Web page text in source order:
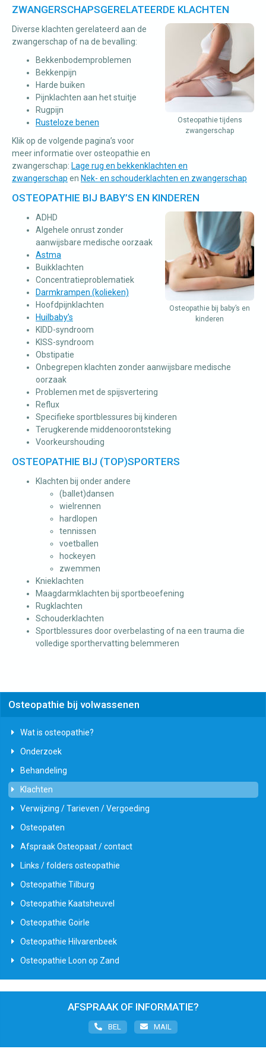
ZWANGERSCHAPSGERELATEERDE KLACHTEN
Osteopathie tijdens
zwangerschap
Diverse klachten gerelateerd aan de
zwangerschap of na de bevalling:
Bekkenbodemproblemen
Bekkenpijn
Harde buiken
Pijnklachten aan het stuitje
Rugpijn
Rusteloze benen
Klik op de volgende pagina’s voor
meer informatie over osteopathie en
zwangerschap: Lage rug en bekkenklachten en
zwangerschap en Nek- en schouderklachten en zwangerschap
OSTEOPATHIE BIJ BABY’S EN KINDEREN
Osteopathie bij baby’s en
kinderen
ADHD
Algehele onrust zonder
aanwijsbare medische oorzaak
Astma
Buikklachten
Concentratieproblematiek
Darmkrampen (kolieken)
Hoofdpijnklachten
Huilbaby’s
KIDD-syndroom
KISS-syndroom
Obstipatie
Onbegrepen klachten zonder aanwijsbare medische
oorzaak
Problemen met de spijsvertering
Reflux
Specifieke sportblessures bij kinderen
Terugkerende middenoorontsteking
Voorkeurshouding
OSTEOPATHIE BIJ (TOP)SPORTERS
Klachten bij onder andere
(ballet)dansen
wielrennen
hardlopen
tennissen
voetballen
hockeyen
zwemmen
Knieklachten
Maagdarmklachten bij sportbeoefening
Rugklachten
Schouderklachten
Sportblessures door overbelasting of na een trauma die
volledige sporthervatting belemmeren
Osteopathie bij volwassenen
Wat is osteopathie?
Onderzoek
Behandeling
Klachten
Verwijzing / Tarieven / Vergoeding
Osteopaten
Afspraak Osteopaat / contact
Links / folders osteopathie
Osteopathie Tilburg
Osteopathie Kaatsheuvel
Osteopathie Goirle
Osteopathie Hilvarenbeek
Osteopathie Loon op Zand
AFSPRAAK OF INFORMATIE?
BEL MAIL